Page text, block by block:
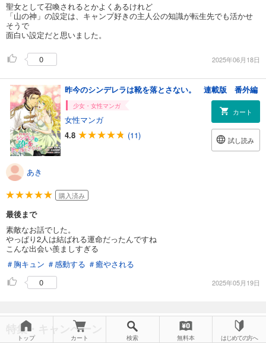
聖女として召喚されるとかよくあるけれど
「山の神」の設定は、キャンプ好きの主人公の知識が転生先でも活かせ
そうで
面白い設定だと思いました。
0 2025年06月18日
昨今のシンデレラは靴を落とさない。 連載版 番外編
少女・女性マンガ
女性マンガ
4.8
(11)
カート
試し読み
あき
購入済み
最後まで
素敵なお話でした。
やっぱり2人は結ばれる運命だったんですね
こんな出会い羨ましすぎる
＃胸キュン ＃感動する ＃癒やされる
0
2025年05月19日
特集・キャンペーン
トップ カート 検索 無料本 はじめての方へ